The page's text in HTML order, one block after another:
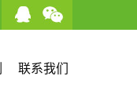
联系我们